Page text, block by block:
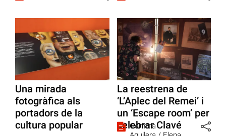
Una mirada
fotogràfica als
portadors de la
cultura popular
La reestrena de
‘L’Aplec del Remei’ i
un ‘Escape room’ per
celebrar Clavé
Gemma